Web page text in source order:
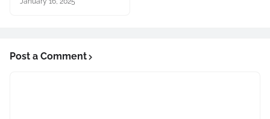
Post a Comment